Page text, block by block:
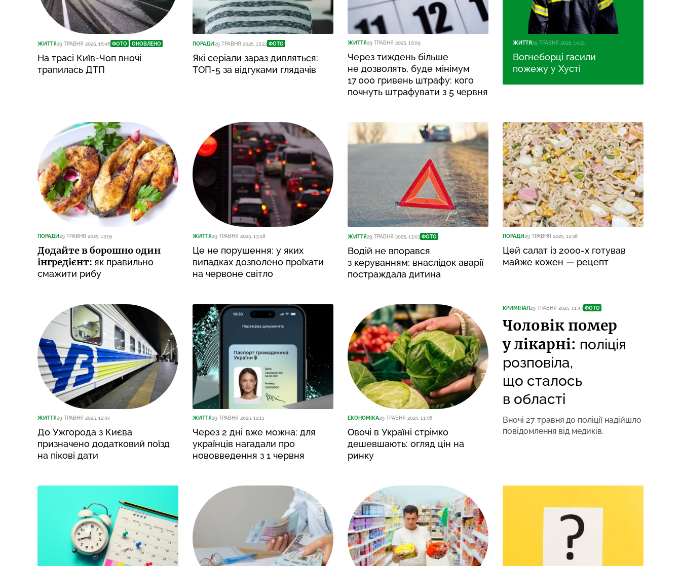
ЖИТТЯ29 ТРАВНЯ 2025, 15:46 ФОТО ОНОВЛЕНО
На трасі Київ-Чоп вночі
трапилась ДТП
ПОРАДИ29 ТРАВНЯ 2025, 15:23 ФОТО
Які серіали зараз дивляться:
ТОП-5 за відгуками глядачів
ЖИТТЯ29 ТРАВНЯ 2025, 15:09
Через тиждень більше
не дозволять, буде мінімум
17 000 гривень штрафу: кого
почнуть штрафувати з 5 червня
ЖИТТЯ29 ТРАВНЯ 2025, 14:21
Вогнеборці гасили
пожежу у Хусті
ПОРАДИ29 ТРАВНЯ 2025, 13:55
Додайте в борошно один
інгредієнт: як правильно
смажити рибу
ЖИТТЯ29 ТРАВНЯ 2025, 13:48
Це не порушення: у яких
випадках дозволено проїхати
на червоне світло
ЖИТТЯ29 ТРАВНЯ 2025, 13:03 ФОТО
Водій не впорався
з керуванням: внаслідок аварії
постраждала дитина
ПОРАДИ29 ТРАВНЯ 2025, 12:56
Цей салат із 2000-х готував
майже кожен — рецепт
ЖИТТЯ29 ТРАВНЯ 2025, 12:33
До Ужгорода з Києва
призначено додатковий поїзд
на пікові дати
ЖИТТЯ29 ТРАВНЯ 2025, 12:11
Через 2 дні вже можна: для
українців нагадали про
нововведення з 1 червня
ЕКОНОМІКА29 ТРАВНЯ 2025, 11:56
Овочі в Україні стрімко
дешевшають: огляд цін на
ринку
КРИМІНАЛ29 ТРАВНЯ 2025, 11:43 ФОТО
Чоловік помер
у лікарні: поліція
розповіла,
що сталось
в області
Вночі 27 травня до поліції надійшло
повідомлення від медиків.